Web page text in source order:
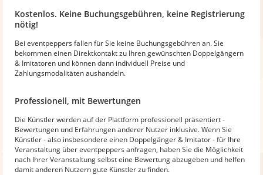
Kostenlos. Keine Buchungsgebühren, keine Registrierung
nötig!
Bei eventpeppers fallen für Sie keine Buchungsgebühren an. Sie
bekommen einen Direktkontakt zu Ihren gewünschten Doppelgängern
& Imitatoren und können dann individuell Preise und
Zahlungsmodalitäten aushandeln.
Professionell, mit Bewertungen
Die Künstler werden auf der Plattform professionell präsentiert -
Bewertungen und Erfahrungen anderer Nutzer inklusive. Wenn Sie
Künstler - also insbesondere einen Doppelgänger & Imitator - für Ihre
Veranstaltung über eventpeppers anfragen, haben Sie die Möglichkeit
nach Ihrer Veranstaltung selbst eine Bewertung abzugeben und helfen
damit anderen Nutzern gute Künstler zu finden.